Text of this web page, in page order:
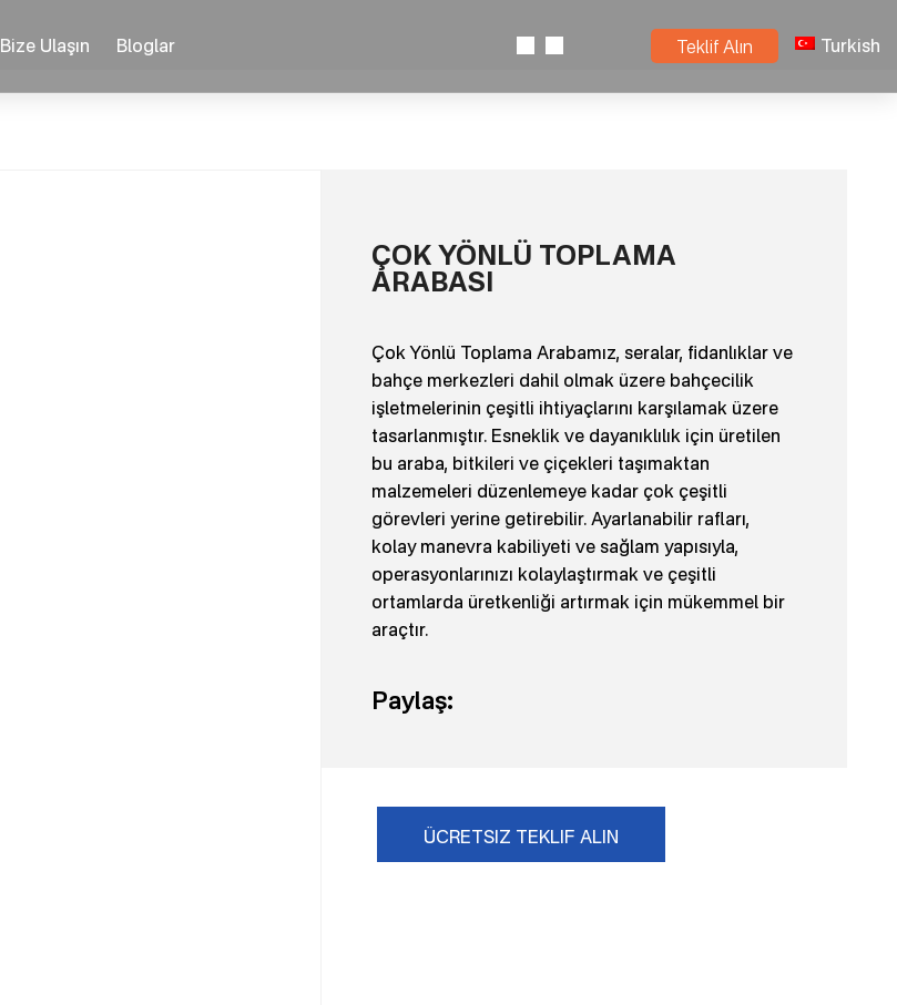
Bize Ulaşın Bloglar Teklif Alın Turkish
ÇOK YÖNLÜ TOPLAMA
ARABASI
Çok Yönlü Toplama Arabamız, seralar, fidanlıklar ve
bahçe merkezleri dahil olmak üzere bahçecilik
işletmelerinin çeşitli ihtiyaçlarını karşılamak üzere
tasarlanmıştır. Esneklik ve dayanıklılık için üretilen
bu araba, bitkileri ve çiçekleri taşımaktan
malzemeleri düzenlemeye kadar çok çeşitli
görevleri yerine getirebilir. Ayarlanabilir rafları,
kolay manevra kabiliyeti ve sağlam yapısıyla,
operasyonlarınızı kolaylaştırmak ve çeşitli
ortamlarda üretkenliği artırmak için mükemmel bir
araçtır.
Paylaş:
ÜCRETSIZ TEKLIF ALIN